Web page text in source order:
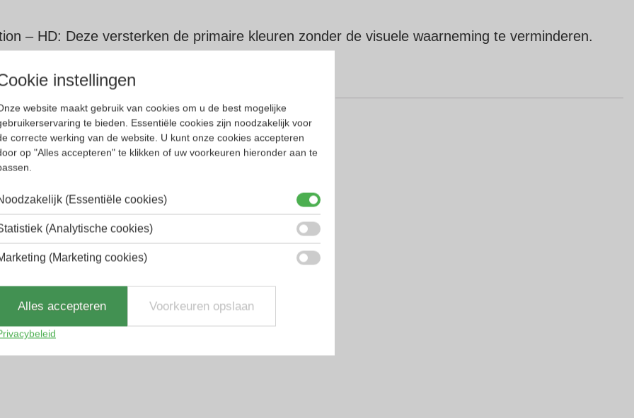
– HD: Deze versterken de primaire kleuren zonder de visuele waarneming te verminderen.
– AR. Deze haalt vervelend lichtreflectie weg
instellingen
website maakt gebruik van cookies om u de best mogelijke
te bieden. Essentiële cookies zijn noodzakelijk voor
correcte werking van de website. U kunt onze cookies accepteren
op "Alles accepteren" te klikken of uw voorkeuren hieronder aan te
(Essentiële cookies)
(Analytische cookies)
(Marketing cookies)
Alles accepteren Voorkeuren opslaan